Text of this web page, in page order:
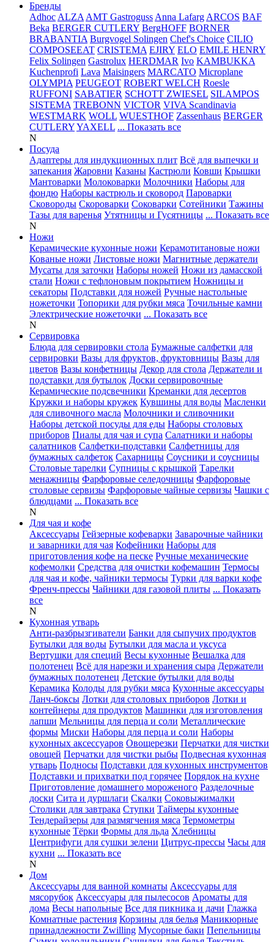
Бренды
Adhoc ALZA AMT Gastroguss Anna Lafarg ARCOS BAF
Beka BERGER CUTLERY BergHOFF BORNER
BRABANTIA Burgvogel Solingen Chef's Choice CILIO
COMPOSEEAT CRISTEMA EJIRY ELO EMILE HENRY
Felix Solingen Gastrolux HERDMAR Ivo KAMBUKKA
Kuchenprofi Lava Maisingers MARCATO Microplane
OLYMPIA PEUGEOT ROBERT WELCH Roesle
RUFFONI SABATIER SCHOTT ZWIESEL SILAMPOS
SISTEMA TREBONN VICTOR VIVA Scandinavia
WESTMARK WOLL WUESTHOF Zassenhaus BERGER
CUTLERYYAXELL ... Показать все
N
Посуда
Адаптеры для индукционных плит Всё для выпечки и
запекания Жаровни Казаны Кастрюли Ковши Крышки
Мантоварки Молоковарки Молочники Наборы для
фондю Наборы кастрюль и сковород Пароварки
Сковороды Скороварки Соковарки Сотейники Тажины
Тазы для варенья Утятницы и Гусятницы ... Показать все
N
Ножи
Керамические кухонные ножи Керамотитановые ножи
Кованые ножи Листовые ножи Магнитные держатели
Мусаты для заточки Наборы ножей Ножи из дамасской
стали Ножи с тефлоновым покрытием Ножницы и
секаторы Подставки для ножей Ручные настольные
ножеточки Топорики для рубки мяса Точильные камни
Электрические ножеточки ... Показать все
N
Сервировка
Блюда для сервировки стола Бумажные салфетки для
сервировки Вазы для фруктов, фруктовницы Вазы для
цветов Вазы конфетницы Декор для стола Держатели и
подставки для бутылок Доски сервировочные
Керамические подсвечники Креманки для десертов
Кружки и наборы кружек Кувшины для воды Масленки
для сливочного масла Молочники и сливочники
Наборы детской посуды для еды Наборы столовых
приборов Пиалы для чая и супа Салатники и наборы
салатников Салфетки-подставки Салфетницы для
бумажных салфеток Сахарницы Соусники и соусницы
Столовые тарелки Супницы с крышкой Тарелки
менажницы Фарфоровые селедочницы Фарфоровые
столовые сервизы Фарфоровые чайные сервизы Чашки с
блюдцами ... Показать все
N
Для чая и кофе
Аксессуары Гейзерные кофеварки Заварочные чайники
и заварники для чая Кофейники Наборы для
приготовления кофе на песке Ручные механические
кофемолки Средства для очистки кофемашин Термосы
для чая и кофе, чайники термосы Турки для варки кофе
Френч-прессы Чайники для газовой плиты ... Показать
все
N
Кухонная утварь
Анти-разбрызгиватели Банки для сыпучих продуктов
Бутылки для воды Бутылки для масла и уксуса
Вертушки для специй Весы кухонные Вешалка для
полотенец Всё для нарезки и хранения сыра Держатели
бумажных полотенец Детские бутылки для воды
Керамика Колоды для рубки мяса Кухонные аксессуары
Ланч-боксы Лотки для столовых приборов Лотки и
контейнеры для продуктов Машинки для изготовления
лапши Мельницы для перца и соли Металлические
формы Миски Наборы для перца и соли Наборы
кухонных аксессуаров Овощерезки Перчатки для чистки
овощей Перчатки для чистки рыбы Подвесная кухонная
утварь Подносы Подставки для кухонных инструментов
Подставки и прихватки под горячее Порядок на кухне
Приготовление домашнего мороженого Разделочные
доски Сита и дуршлаги Скалки Соковыжималки
Столики для завтрака Ступки Таймеры кухонные
Тендерайзеры для размягчения мяса Термометры
кухонные Тёрки Формы для льда Хлебницы
Центрифуги для сушки зелени Цитрус-прессы Часы для
кухни ... Показать все
N
Дом
Аксессуары для ванной комнаты Аксессуары для
мясорубок Аксессуары для пылесосов Ароматы для
дома Весы напольные Все для пикника и дачи Глажка
Комнатные растения Корзины для белья Маникюрные
принадлежности Zwilling Мусорные баки Пепельницы